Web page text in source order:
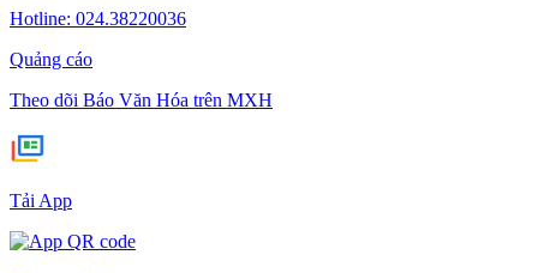
Hotline: 024.38220036
Quảng cáo
Theo dõi Báo Văn Hóa trên MXH
Tải App